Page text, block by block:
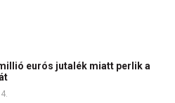
eurós jutalék miatt perlik a